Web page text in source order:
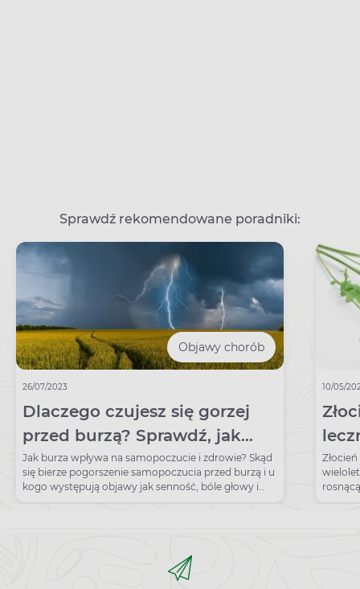
Sprawdź rekomendowane poradniki:
Objawy chorób
26/07/2023
Dlaczego czujesz się gorzej
przed burzą? Sprawdź, jak
burza wpływa na Twój
organizm
Jak burza wpływa na samopoczucie i zdrowie? Skąd
się bierze pogorszenie samopoczucia przed burzą i u
kogo występują objawy jak senność, bóle głowy i
niepokój?
10/05/